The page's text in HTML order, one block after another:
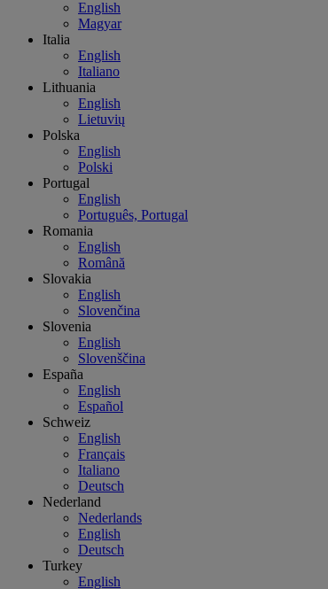
English
Magyar
Italia
English
Italiano
Lithuania
English
Lietuvių
Polska
English
Polski
Portugal
English
Português, Portugal
Romania
English
Română
Slovakia
English
Slovenčina
Slovenia
English
Slovenščina
España
English
Español
Schweiz
English
Français
Italiano
Deutsch
Nederland
Nederlands
English
Deutsch
Turkey
English